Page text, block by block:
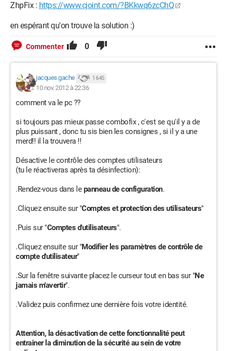
ZhpFix : https://www.cjoint.com/?BKkwq6zcChQ
en espérant qu'on trouve la solution :)
Commenter 0
jacques.gache 1 645
10 nov. 2012 à 22:36
comment va le pc ??
si toujours pas mieux passe combofix , c'est se qu'il y a de
plus puissant , donc tu sis bien les consignes , si il y a une
merd!! il la trouvera !!
Désactive le contrôle des comptes utilisateurs
(tu le réactiveras après ta désinfection):
.Rendez-vous dans lepanneau de configuration.
.Cliquez ensuite sur "Comptes et protection des utilisateurs"
.Puis sur "Comptes d'utilisateurs".
.Cliquez ensuite sur "Modifier les paramètres de contrôle de
compte d'utilisateur"
.Sur la fenêtre suivante placez le curseur tout en bas sur "Ne
jamais m'avertir".
.Validez puis confirmez une dernière fois votre identité.
Attention, la désactivation de cette fonctionnalité peut
entrainer la diminution de la sécurité au sein de votre